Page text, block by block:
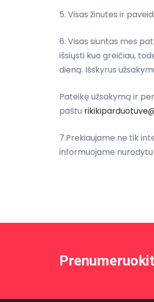
5. Visas žinutes ir
6. Visas siuntas mes
išsiųsti kuo greičiau,
dieną. Išskyrus
Pateikę užsakymą ir
paštu
7.Prekiaujame ne tik
informuojame nurodytu